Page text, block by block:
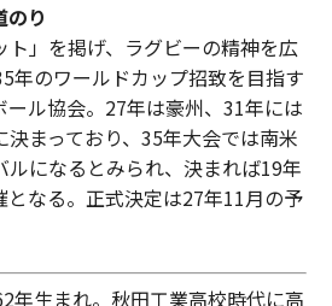
り
ト」を掲げ、ラグビーの精神を広
年のワールドカップ招致を目指す
ール協会。27年は豪州、31年には
まっており、35年大会では南米
になるとみられ、決まれば19年
となる。正式決定は27年11月の予
年生まれ。秋田工業高校時代に高